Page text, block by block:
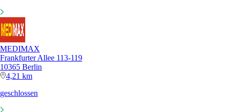
MEDIMAX
Frankfurter Allee 113-119
10365 Berlin
4,21 km
geschlossen